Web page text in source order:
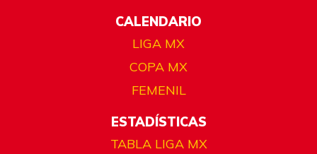
CALENDARIO
LIGA MX
COPA MX
FEMENIL
ESTADÍSTICAS
TABLA LIGA MX